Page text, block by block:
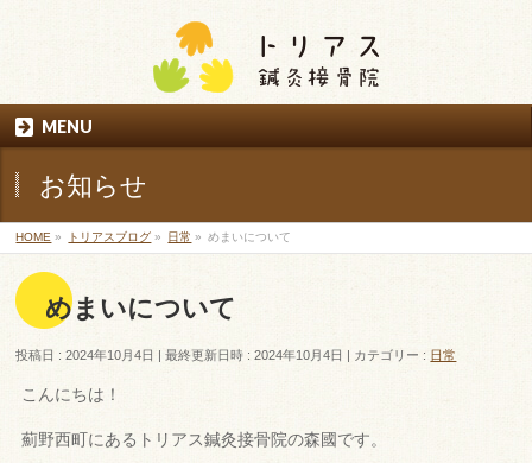
MENU
お知らせ
HOME » トリアスブログ » 日常 » めまいについて
めまいについて
投稿日 : 2024年10月4日 最終更新日時 : 2024年10月4日 カテゴリー : 日常
こんにちは！
薊野西町にあるトリアス鍼灸接骨院の森國です。